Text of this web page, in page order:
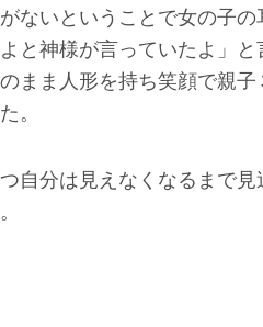
ないということで女の子の
と神様が言っていたよ」と
まま人形を持ち笑顔で親子
。
自分は見えなくなるまで見